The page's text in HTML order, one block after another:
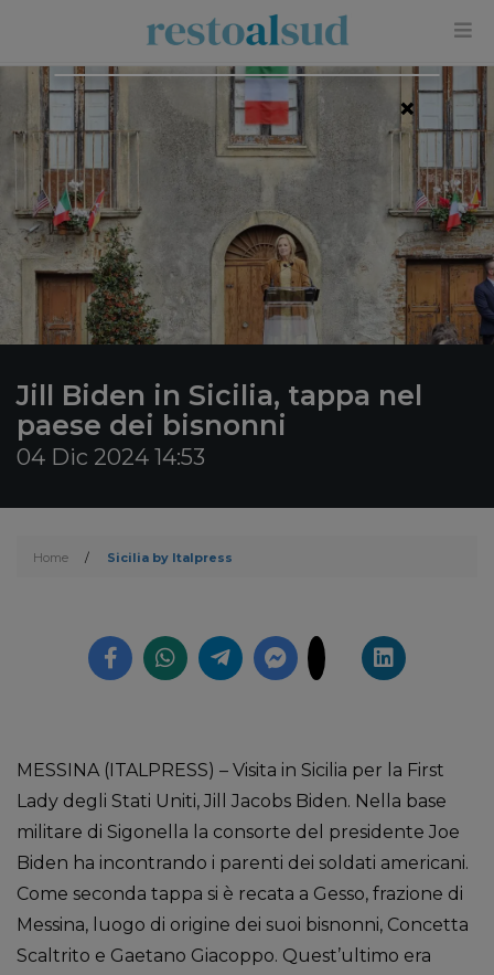
Jill Biden in Sicilia, tappa nel
paese dei bisnonni
04 Dic 2024 14:53
Home / Sicilia by Italpress
MESSINA (ITALPRESS) – Visita in Sicilia per la First
Lady degli Stati Uniti, Jill Jacobs Biden. Nella base
militare di Sigonella la consorte del presidente Joe
Biden ha incontrando i parenti dei soldati americani.
Come seconda tappa si è recata a Gesso, frazione di
Messina, luogo di origine dei suoi bisnonni, Concetta
Scaltrito e Gaetano Giacoppo. Quest’ultimo era
×